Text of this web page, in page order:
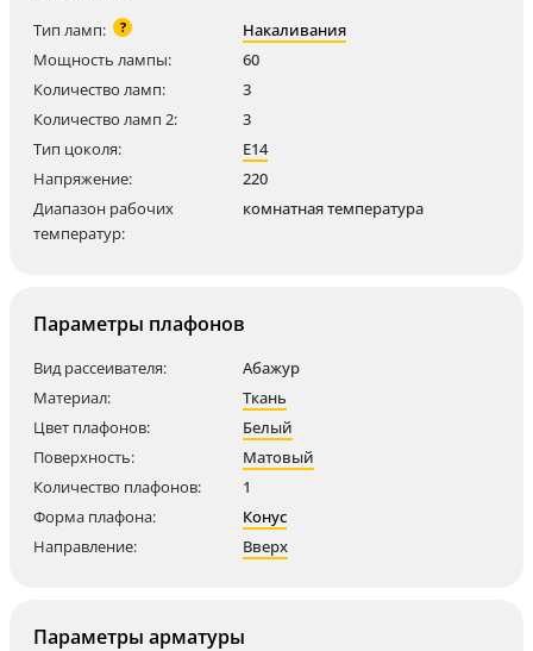
Тип ламп: ?
Накаливания
Мощность лампы:
60
Количество ламп:
3
Количество ламп 2:
3
Тип цоколя:
E14
Напряжение:
220
Диапазон рабочих
температур:
комнатная температура
Параметры плафонов
Вид рассеивателя:
Абажур
Материал:
Ткань
Цвет плафонов:
Белый
Поверхность:
Матовый
Количество плафонов:
1
Форма плафона:
Конус
Направление:
Вверх
Параметры арматуры